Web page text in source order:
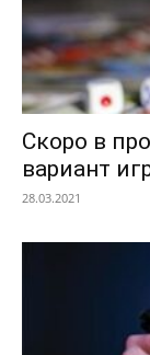
Скоро в
вариант
28.03.2021